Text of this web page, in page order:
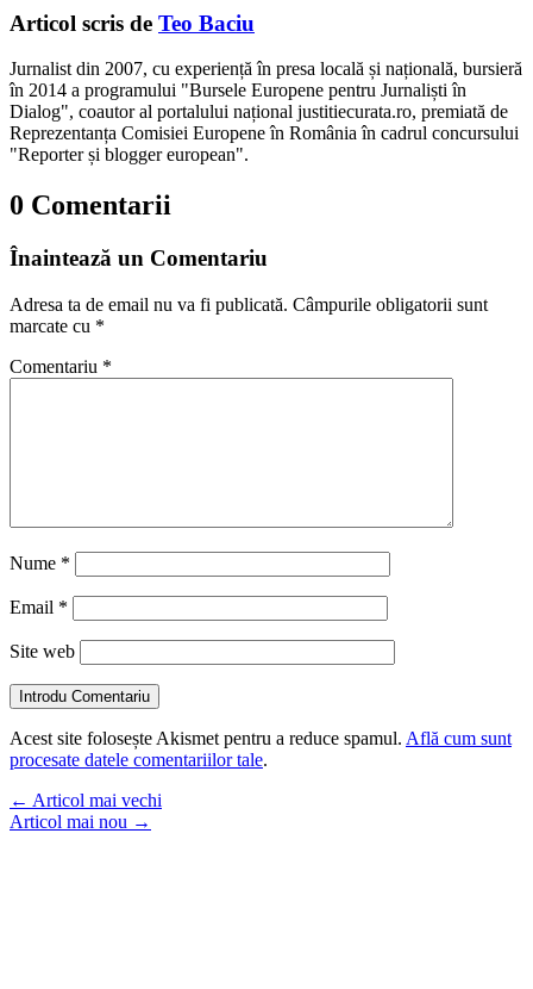
Articol scris de Teo Baciu
Jurnalist din 2007, cu experiență în presa locală și națională, bursieră
în 2014 a programului "Bursele Europene pentru Jurnaliști în
Dialog", coautor al portalului național justitiecurata.ro, premiată de
Reprezentanța Comisiei Europene în România în cadrul concursului
"Reporter și blogger european".
0 Comentarii
Înaintează un Comentariu
Adresa ta de email nu va fi publicată. Câmpurile obligatorii sunt
marcate cu *
Comentariu *
Nume *
Email *
Site web
Introdu Comentariu
Acest site folosește Akismet pentru a reduce spamul. Află cum sunt
procesate datele comentariilor tale.
← Articol mai vechi
Articol mai nou →